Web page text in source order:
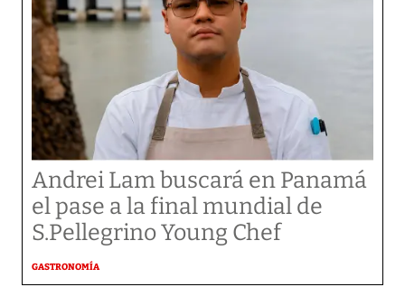
Andrei Lam buscará en Panamá
el pase a la final mundial de
S.Pellegrino Young Chef
GASTRONOMÍA